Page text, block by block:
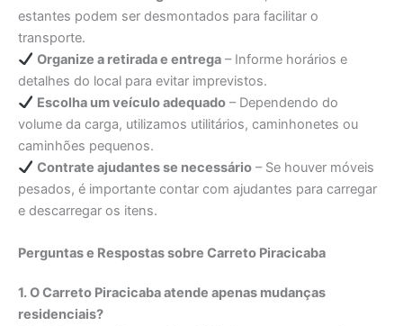
estantes podem ser desmontados para facilitar o
transporte.
Organize a retirada e entrega– Informe horários e
detalhes do local para evitar imprevistos.
Escolha um veículo adequado– Dependendo do
volume da carga, utilizamos utilitários, caminhonetes ou
caminhões pequenos.
Contrate ajudantes se necessário– Se houver móveis
pesados, é importante contar com ajudantes para carregar
e descarregar os itens.
Perguntas e Respostas sobre Carreto Piracicaba
1. O Carreto Piracicaba atende apenas mudanças
residenciais?